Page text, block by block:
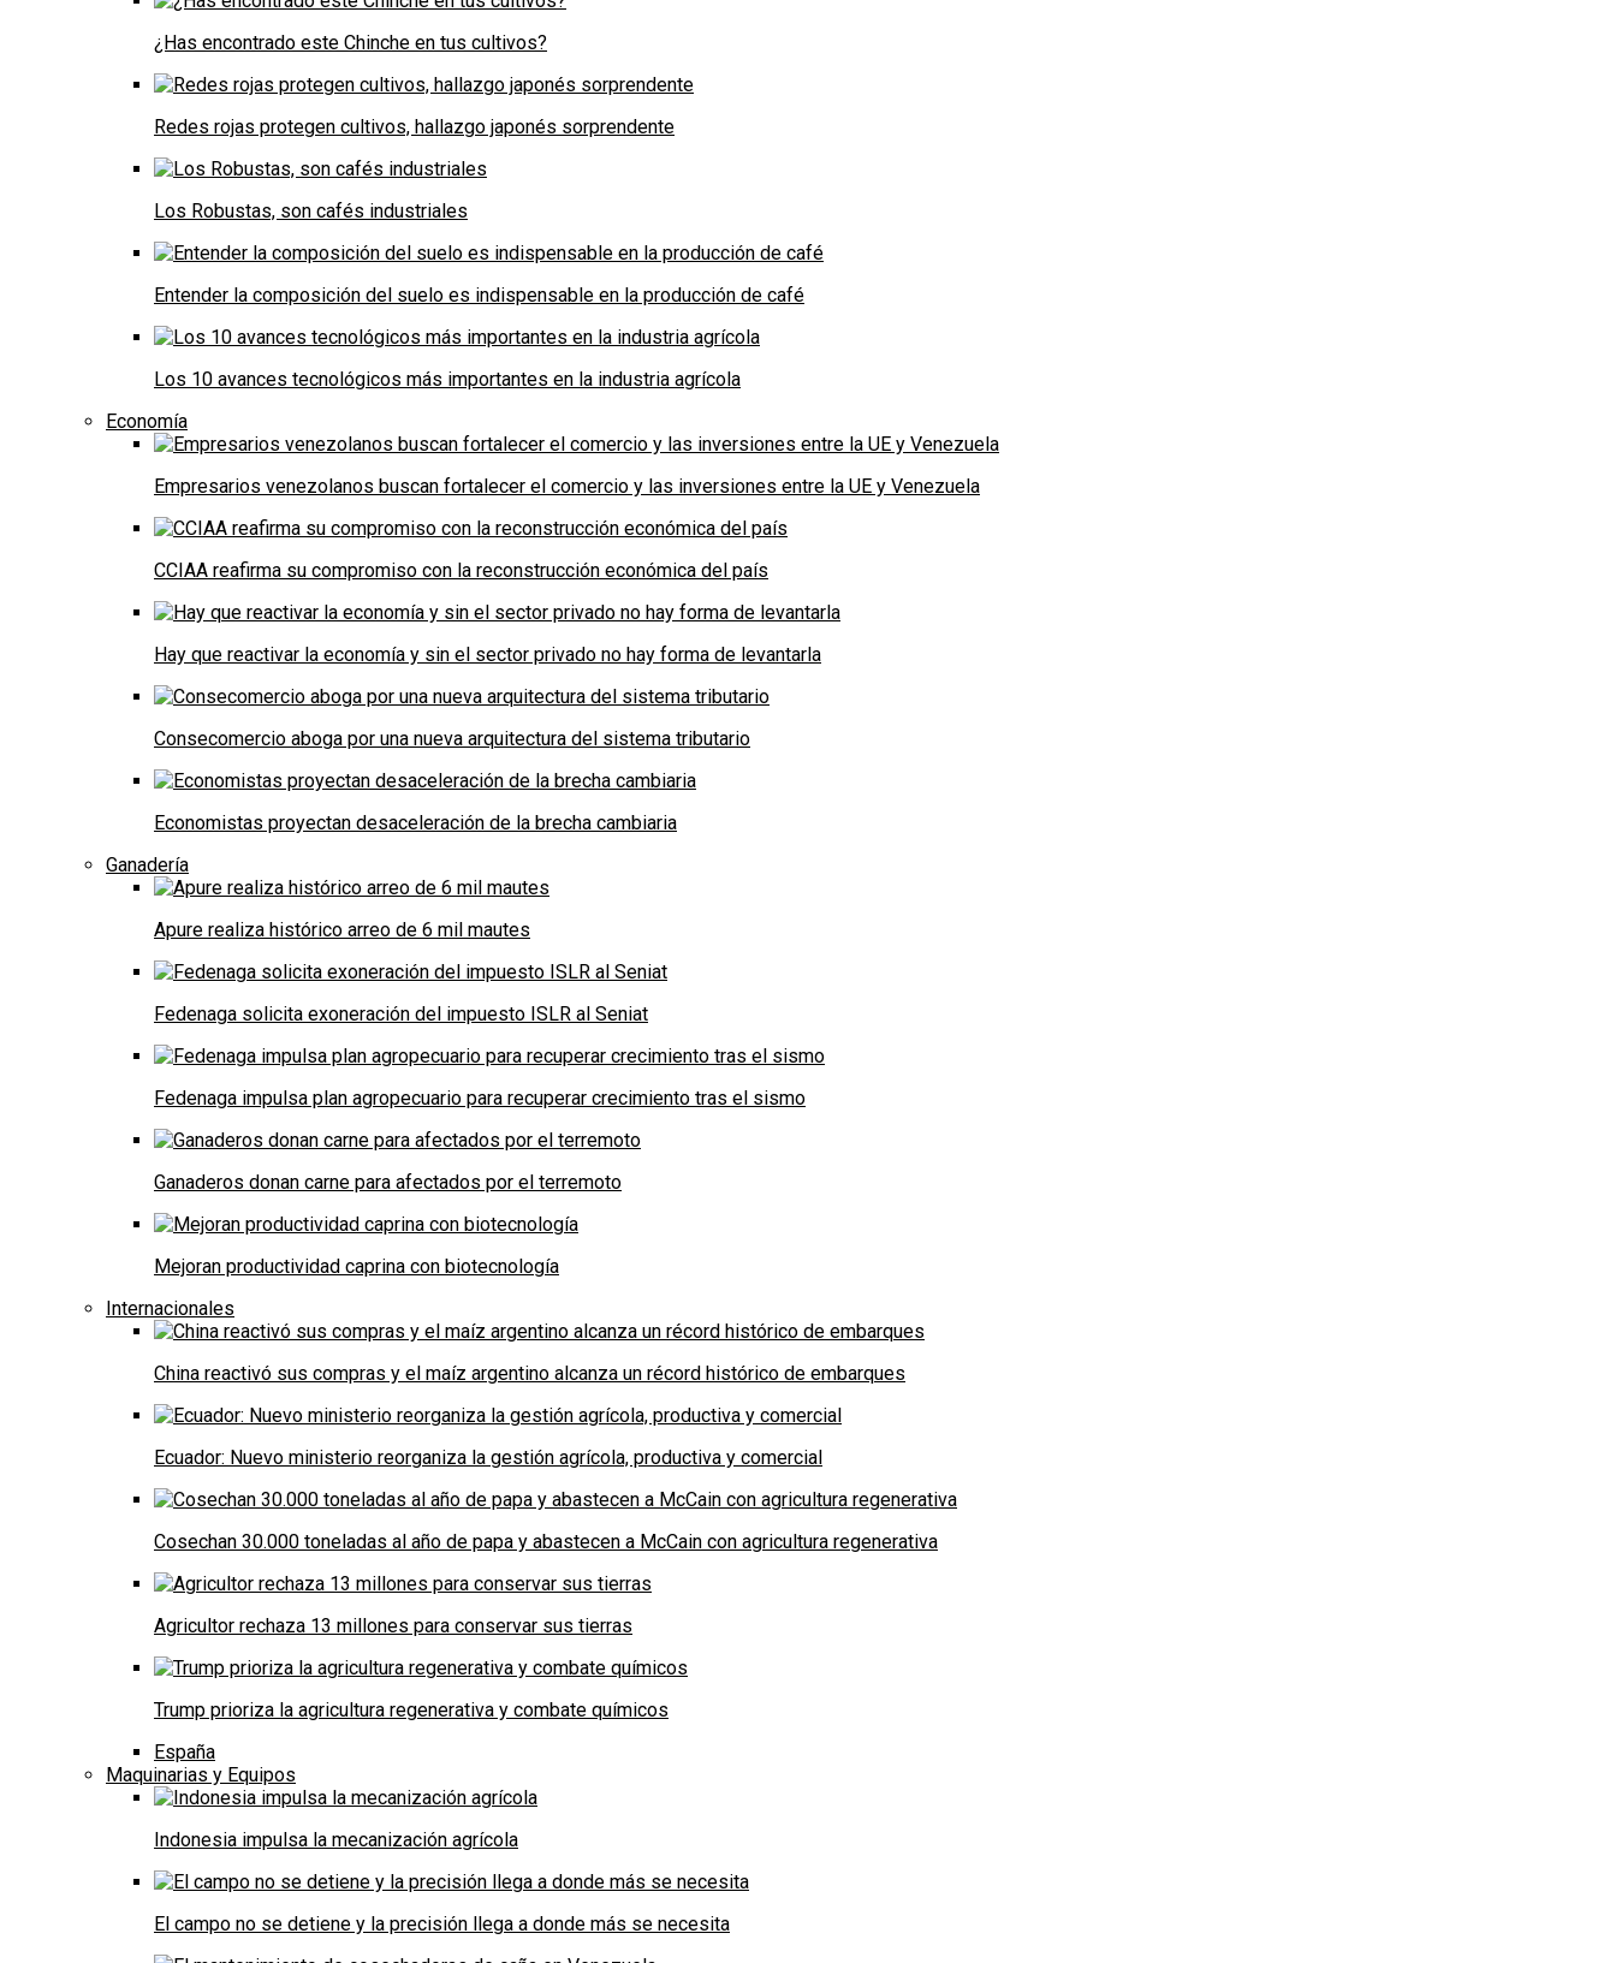
¿Has encontrado este Chinche en tus cultivos?
Redes rojas protegen cultivos, hallazgo japonés sorprendente
Los Robustas, son cafés industriales
Entender la composición del suelo es indispensable en la producción de café
Los 10 avances tecnológicos más importantes en la industria agrícola
Economía
Empresarios venezolanos buscan fortalecer el comercio y las inversiones entre la UE y Venezuela
CCIAA reafirma su compromiso con la reconstrucción económica del país
Hay que reactivar la economía y sin el sector privado no hay forma de levantarla
Consecomercio aboga por una nueva arquitectura del sistema tributario
Economistas proyectan desaceleración de la brecha cambiaria
Ganadería
Apure realiza histórico arreo de 6 mil mautes
Fedenaga solicita exoneración del impuesto ISLR al Seniat
Fedenaga impulsa plan agropecuario para recuperar crecimiento tras el sismo
Ganaderos donan carne para afectados por el terremoto
Mejoran productividad caprina con biotecnología
Internacionales
China reactivó sus compras y el maíz argentino alcanza un récord histórico de embarques
Ecuador: Nuevo ministerio reorganiza la gestión agrícola, productiva y comercial
Cosechan 30.000 toneladas al año de papa y abastecen a McCain con agricultura regenerativa
Agricultor rechaza 13 millones para conservar sus tierras
Trump prioriza la agricultura regenerativa y combate químicos
España
Maquinarias y Equipos
Indonesia impulsa la mecanización agrícola
El campo no se detiene y la precisión llega a donde más se necesita